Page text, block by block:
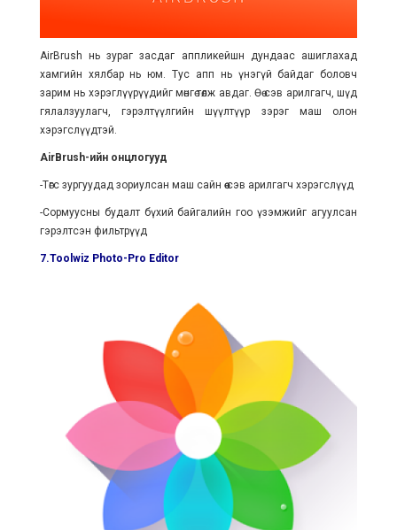
AirBrush нь зураг засдаг аппликейшн дундаас ашиглахад
хамгийн хялбар нь юм. Тус апп нь үнэгүй байдаг боловч
зарим нь хэрэглүүрүүдийг мөнгө төлж авдаг. Өө сэв арилгагч, шүд
гялалзуулагч, гэрэлтүүлгийн шүүлтүүр зэрэг маш олон
хэрэгслүүдтэй.
AirBrush-ийн онцлогууд
-Төгс зургуудад зориулсан маш сайн өө сэв арилгагч хэрэгслүүд
-Сормуусны будалт бүхий байгалийн гоо үзэмжийг агуулсан
гэрэлтсэн фильтрүүд
7.Toolwiz Photo-Pro Editor